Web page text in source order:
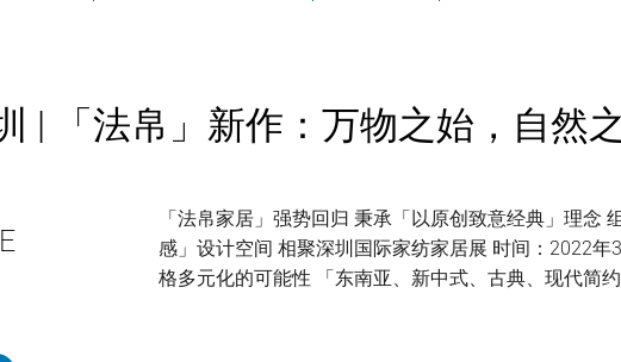
| 「法帛」新作：万物之始，自然
「法帛家居」强势回归 秉承「以原创致意经典」理念
感」设计空间 相聚深圳国际家纺家居展 时间：2022年
格多元化的可能性 「东南亚、新中式、古典、现代简约